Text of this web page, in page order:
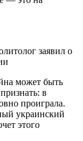
может быть
в
проиграла.
украинский
этого